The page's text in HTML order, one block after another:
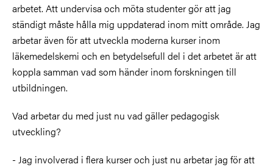
arbetet. Att undervisa och möta studenter gör att jag
ständigt måste hålla mig uppdaterad inom mitt område. Jag
arbetar även för att utveckla moderna kurser inom
läkemedelskemi och en betydelsefull del i det arbetet är att
koppla samman vad som händer inom forskningen till
utbildningen.
Vad arbetar du med just nu vad gäller pedagogisk
utveckling?
- Jag involverad i flera kurser och just nu arbetar jag för att